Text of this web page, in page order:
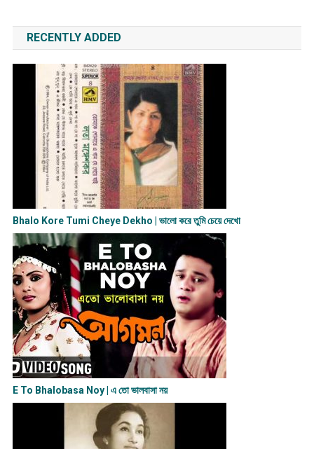
RECENTLY ADDED
Bhalo Kore Tumi Cheye Dekho | ভালো করে তুমি চেয়ে দেখো
E To Bhalobasa Noy | এ তো ভালবাসা ন​য়